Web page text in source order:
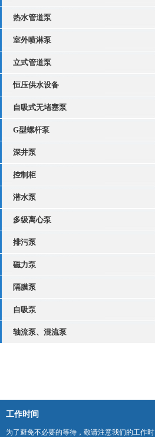
热水管道泵
室外喷淋泵
立式管道泵
恒压供水设备
自吸式无堵塞泵
G型螺杆泵
深井泵
控制柜
潜水泵
多级离心泵
排污泵
磁力泵
隔膜泵
自吸泵
轴流泵、混流泵
工作时间
为了避免不必要的等待，敬请注意我们的工作时